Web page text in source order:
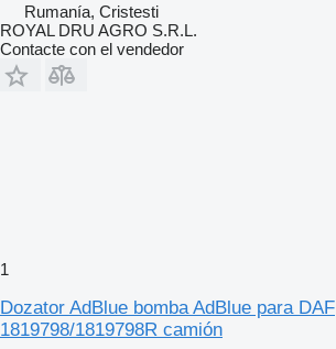
Rumanía, Cristesti
ROYAL DRU AGRO S.R.L.
Contacte con el vendedor
1
Dozator AdBlue bomba AdBlue para DAF
1819798/1819798R camión